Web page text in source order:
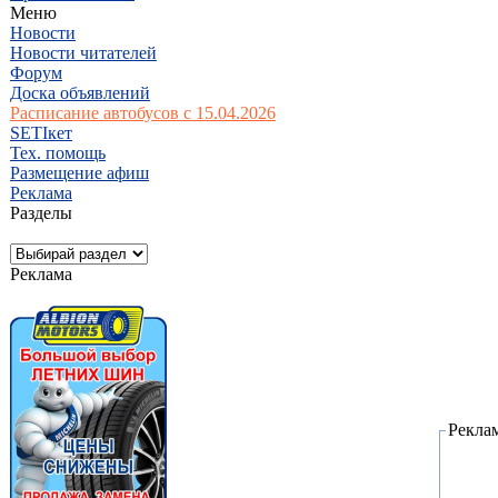
Меню
Новости
Новости читателей
Форум
Доска объявлений
Расписание автобусов с 15.04.2026
SETIкет
Тех. помощь
Размещение афиш
Реклама
Разделы
Реклама